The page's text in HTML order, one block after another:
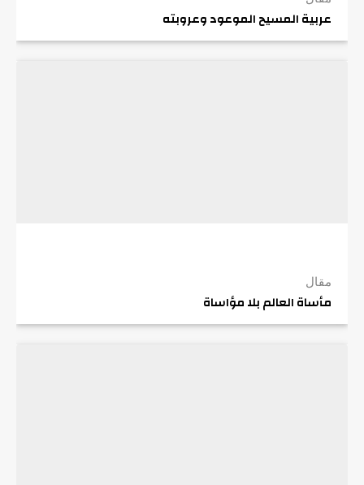
عربية المسيح الموعود وعروبته
مقال
مأساة العالم بلا مؤاساة